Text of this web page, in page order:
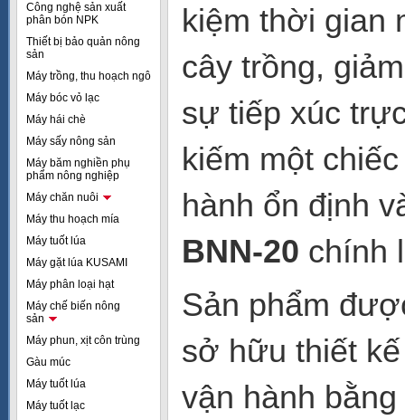
Công nghệ sản xuất
phân bón NPK
Thiết bị bảo quản nông
sản
Máy trồng, thu hoạch ngô
Máy bóc vỏ lạc
Máy hái chè
Máy sấy nông sản
Máy băm nghiền phụ
phẩm nông nghiệp
Máy chăn nuôi
Máy thu hoạch mía
Máy tuốt lúa
Máy gặt lúa KUSAMI
Máy phân loại hạt
Máy chế biến nông
sản
Máy phun, xịt côn trùng
Gàu múc
Máy tuốt lúa
Máy tuốt lạc
kiệm thời gian
cây trồng,
sự tiếp xúc
kiếm một
hành ổn định
BNN-20 chính
Sản phẩm
sở hữu thiết
vận hành